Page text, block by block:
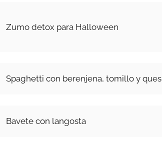
Zumo detox para Halloween
Spaghetti con berenjena, tomillo y
Bavete con langosta